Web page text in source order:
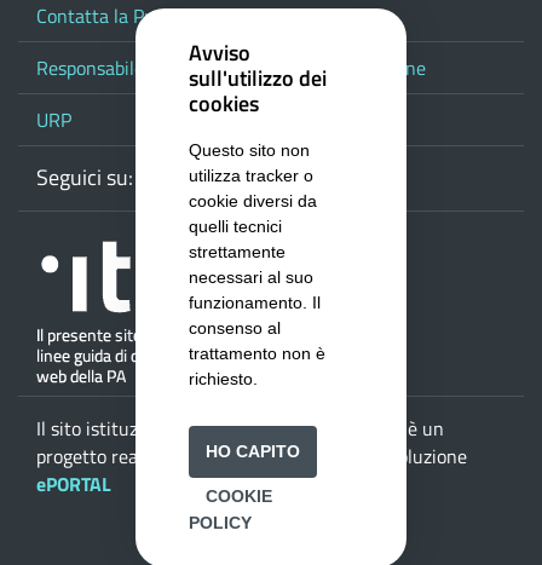
Contatta la Provincia
Responsabile del procedimento di pubblicazione
URP
Seguici su: WebmailFacebook
Youtube
Il sito istituzionale dellaProvincia di Salerno
è un
progetto realizzato daISWEB S.p.A.
con la soluzione
ePORTAL
Avviso
sull'utilizzo dei
cookies
Questo sito non
utilizza tracker o
cookie diversi da
quelli tecnici
strettamente
necessari al suo
funzionamento. Il
consenso al
trattamento non è
richiesto.
HO CAPITO
COOKIE
POLICY